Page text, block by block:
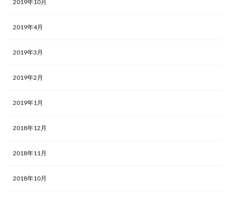
2019年10月
2019年4月
2019年3月
2019年2月
2019年1月
2018年12月
2018年11月
2018年10月